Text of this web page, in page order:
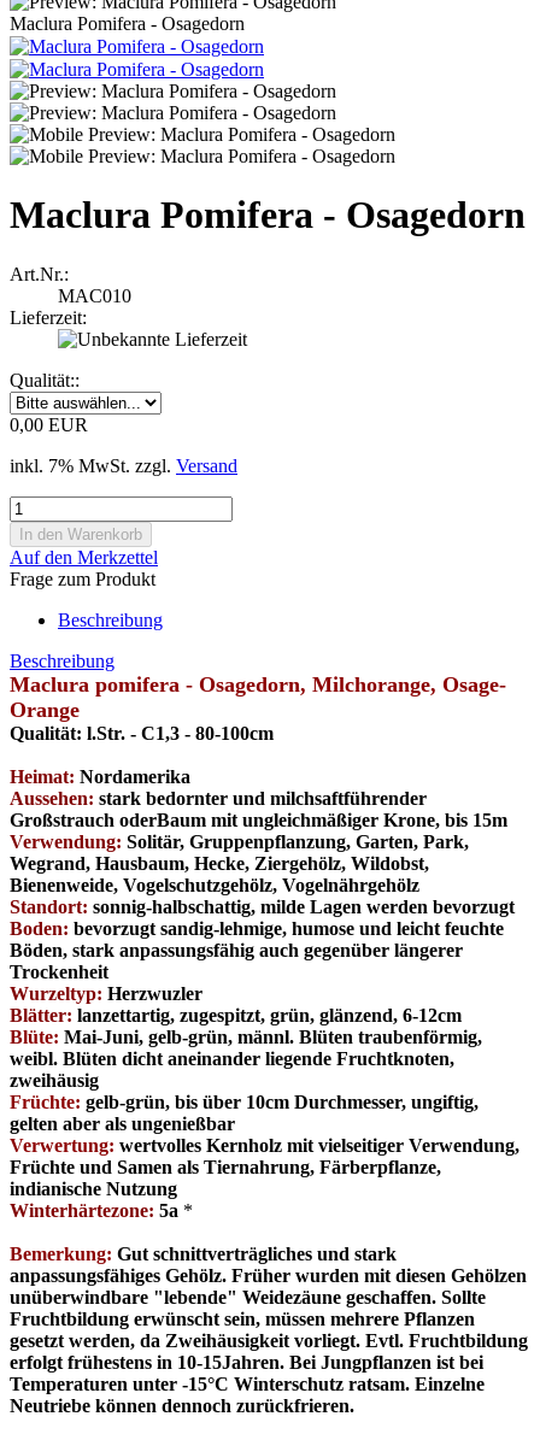
Maclura Pomifera - Osagedorn
Maclura Pomifera - Osagedorn
Art.Nr.:
MAC010
Lieferzeit:
Qualität::
0,00 EUR
inkl. 7% MwSt. zzgl. Versand
Auf den Merkzettel
Frage zum Produkt
Beschreibung
Beschreibung
Maclura pomifera - Osagedorn, Milchorange, Osage-
Orange
Qualität: l.Str. - C1,3 - 80-100cm
Heimat: Nordamerika
Aussehen: stark bedornter und milchsaftführender
Großstrauch oderBaum mit ungleichmäßiger Krone, bis 15m
Verwendung: Solitär, Gruppenpflanzung, Garten, Park,
Wegrand, Hausbaum, Hecke, Ziergehölz, Wildobst,
Bienenweide, Vogelschutzgehölz, Vogelnährgehölz
Standort: sonnig-halbschattig, milde Lagen werden bevorzugt
Boden: bevorzugt sandig-lehmige, humose und leicht feuchte
Böden, stark anpassungsfähig auch gegenüber längerer
Trockenheit
Wurzeltyp: Herzwuzler
Blätter: lanzettartig, zugespitzt, grün, glänzend, 6-12cm
Blüte: Mai-Juni, gelb-grün, männl. Blüten traubenförmig,
weibl. Blüten dicht aneinander liegende Fruchtknoten,
zweihäusig
Früchte: gelb-grün, bis über 10cm Durchmesser, ungiftig,
gelten aber als ungenießbar
Verwertung: wertvolles Kernholz mit vielseitiger Verwendung,
Früchte und Samen als Tiernahrung, Färberpflanze,
indianische Nutzung
Winterhärtezone: 5a *
Bemerkung: Gut schnittverträgliches und stark
anpassungsfähiges Gehölz. Früher wurden mit diesen Gehölzen
unüberwindbare "lebende" Weidezäune geschaffen. Sollte
Fruchtbildung erwünscht sein, müssen mehrere Pflanzen
gesetzt werden, da Zweihäusigkeit vorliegt. Evtl. Fruchtbildung
erfolgt frühestens in 10-15Jahren. Bei Jungpflanzen ist bei
Temperaturen unter -15°C Winterschutz ratsam. Einzelne
Neutriebe können dennoch zurückfrieren.